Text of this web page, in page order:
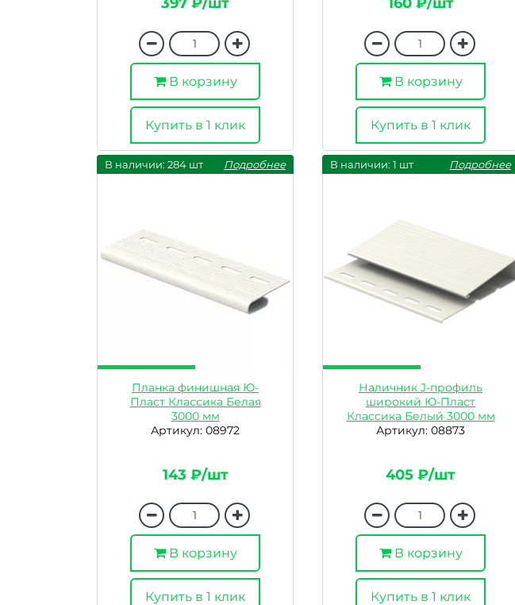
В корзину
Купить в 1 клик
В корзину
Купить в 1 клик
В наличии: 284 шт Подробнее
Планка финишная Ю-
Пласт Классика Белая
3000 мм
Артикул: 08972
143 ₽/шт
В корзину
Купить в 1 клик
В наличии: 1 шт Подробнее
Наличник J-профиль
широкий Ю-Пласт
Классика Белый 3000 мм
Артикул: 08873
405 ₽/шт
В корзину
Купить в 1 клик